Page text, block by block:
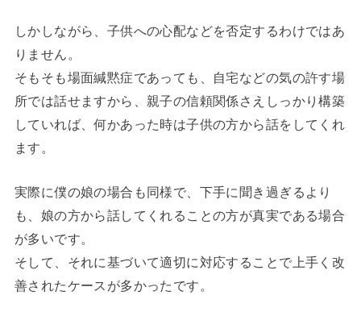
しかしながら、子供への心配などを否定するわけではあ
りません。
そもそも場面緘黙症であっても、自宅などの気の許す場
所では話せますから、親子の信頼関係さえしっかり構築
していれば、何かあった時は子供の方から話をしてくれ
ます。
実際に僕の娘の場合も同様で、下手に聞き過ぎるより
も、娘の方から話してくれることの方が真実である場合
が多いです。
そして、それに基づいて適切に対応することで上手く改
善されたケースが多かったです。